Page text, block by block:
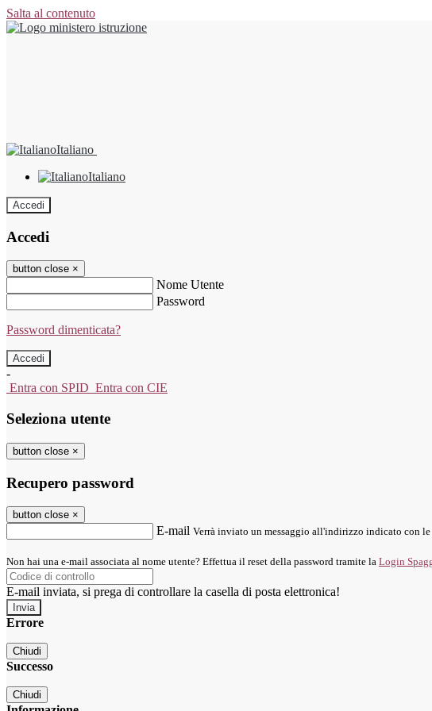
Salta al contenuto
Italiano
Italiano
Accedi
Accedi
button close ×
Nome Utente
Password
Password dimenticata?
-
Entra con SPID Entra con CIE
Seleziona utente
button close ×
Recupero password
button close ×
E-mail Verrà inviato un messaggio all'indirizzo indicato con
Non hai una e-mail associata al nome utente? Effettua il reset della password tramite la Login
E-mail inviata, si prega di controllare la casella di posta elettronica!
Errore
Chiudi
Successo
Chiudi